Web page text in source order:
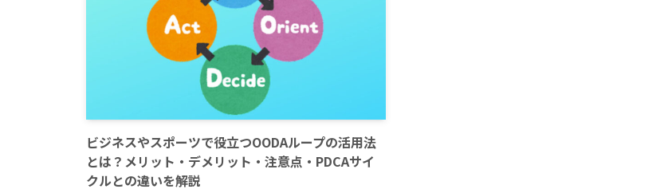
ビジネスやスポーツで役立つOODAループの活用法
とは？メリット・デメリット・注意点・PDCAサイ
クルとの違いを解説